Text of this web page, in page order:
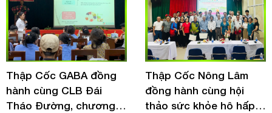
Thập Cốc GABA đồng
hành cùng CLB Đái
Tháo Đường, chương
Thập Cốc Nông Lâm
đồng hành cùng hội
thảo sức khỏe hô hấp